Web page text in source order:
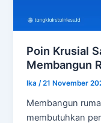
Poin Krusial
Membangun
Ika/21 November
Membangun
membutuhkan